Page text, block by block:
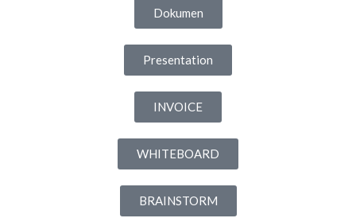
Dokumen
Presentation
INVOICE
WHITEBOARD
BRAINSTORM